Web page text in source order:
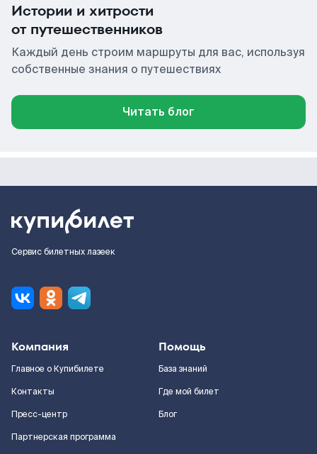
Истории и хитрости
от путешественников
Каждый день строим маршруты для вас, используя
собственные знания о путешествиях
Читать блог
Сервис билетных лазеек
Компания
Главное о Купибилете
Контакты
Пресс-центр
Партнерская программа
Помощь
База знаний
Где мой билет
Блог